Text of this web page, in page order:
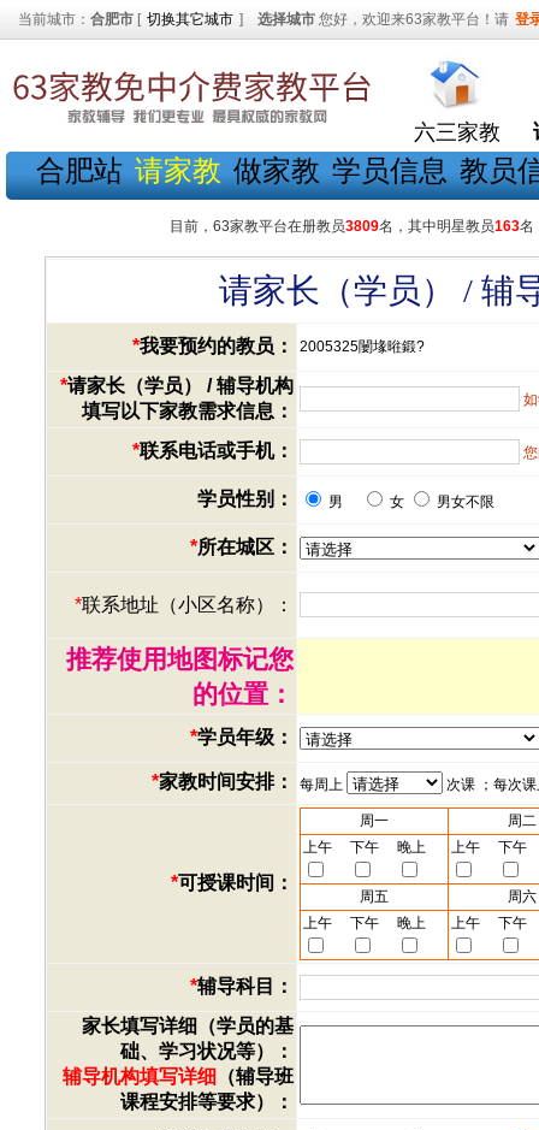
当前城市： 合肥市 [ 切换其它城市 ] 选择城市 您好，欢迎来63家教平台！请 登
六三家教
合肥站 请家教 做家教 学员信息 教员
目前，63家教平台在册教员3809名，其中明星教员163名
请家长（学员） / 辅
*我要预约的教员： 2005325闄堟暀鍛?
*请家长（学员） / 辅导机构
填写以下家教需求信息：
*联系电话或手机：
学员性别： 男 女 男女不限
*所在城区：
*联系地址（小区名称）：
推荐使用地图标记您
的位置：
*学员年级：
*家教时间安排： 每周上 次课 ；每次
*可授课时间：
周一
周二
上午
下午 晚上 上午 下午
周五
周六
上午
下午 晚上 上午 下午
*辅导科目：
家长填写详细（学员的基
础、学习状况等）：
辅导机构填写详细 （辅导班
课程安排等要求）：